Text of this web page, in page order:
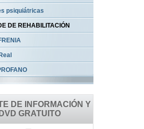
psiquiátricas
DE REHABILITACIÓN
DE INFORMACIÓN Y
DVD GRATUITO